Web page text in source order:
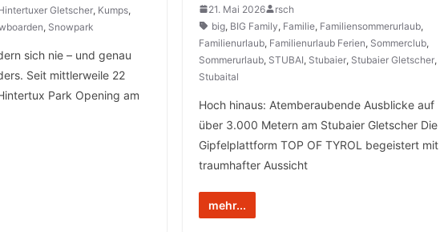
Gletscher, Kumps,
, Snowpark
sich nie – und genau
Seit mittlerweile 22
Park Opening am
21. Mai 2026
rsch
big, BIG Family, Familie, Familiensommerurlaub,
Familienurlaub, Familienurlaub Ferien, Sommerclub,
Sommerurlaub, STUBAI, Stubaier, Stubaier Gletscher,
Stubaital
Hoch hinaus: Atemberaubende Ausblicke auf
über 3.000 Metern am Stubaier Gletscher Die
Gipfelplattform TOP OF TYROL begeistert mit
traumhafter Aussicht
mehr...